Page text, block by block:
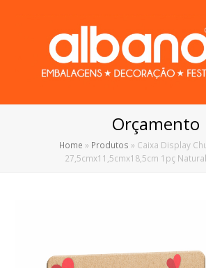
Orçamento
Home » Produtos » Caixa Display
27,5cmx11,5cmx18,5cm 1pç